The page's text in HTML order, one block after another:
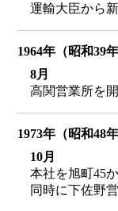
運輸大臣から
1964年（昭和39年
8月
高関営業所を
1973年（昭和48年
10月
本社を旭町45
同時に下佐野